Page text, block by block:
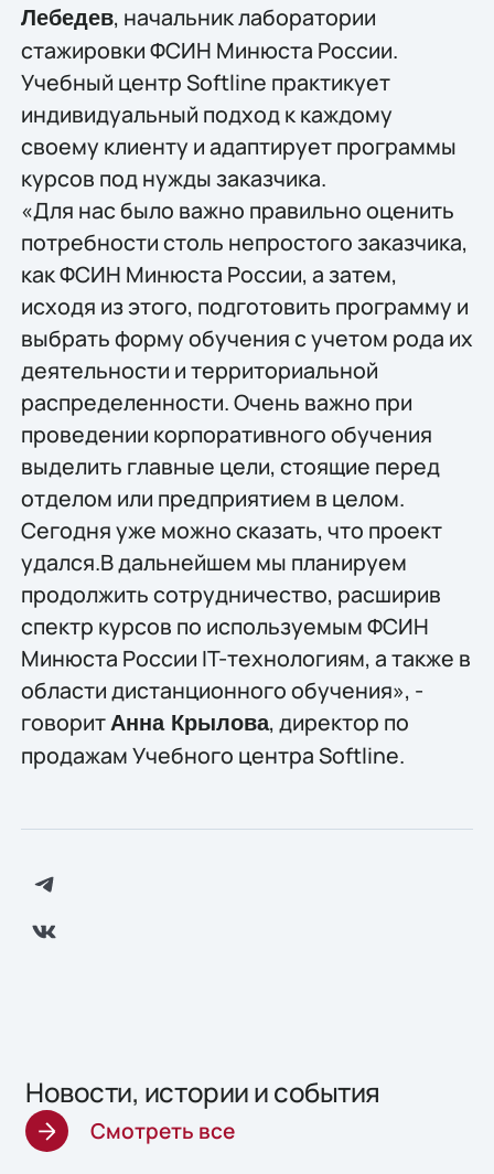
Лебедев, начальник лаборатории
стажировки ФСИН Минюста России.
Учебный центр Softline практикует
индивидуальный подход к каждому
своему клиенту и адаптирует программы
курсов под нужды заказчика.
«Для нас было важно правильно оценить
потребности столь непростого заказчика,
как ФСИН Минюста России, а затем,
исходя из этого, подготовить программу и
выбрать форму обучения с учетом рода их
деятельности и территориальной
распределенности. Очень важно при
проведении корпоративного обучения
выделить главные цели, стоящие перед
отделом или предприятием в целом.
Сегодня уже можно сказать, что проект
удался.В дальнейшем мы планируем
продолжить сотрудничество, расширив
спектр курсов по используемым ФСИН
Минюста России IT-технологиям, а также в
области дистанционного обучения», -
говорит Анна Крылова, директор по
продажам Учебного центра Softline.
Новости, истории и события
Смотреть все